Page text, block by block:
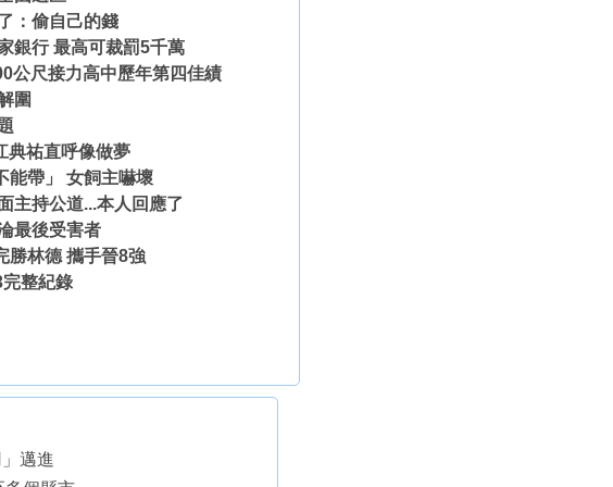
：偷自己的錢
銀行 最高可裁罰5千萬
公尺接力高中歷年第四佳績
圍
典祐直呼像做夢
能帶」 女飼主嚇壞
主持公道...本人回應了
最後受害者
勝林德 攜手晉8強
整紀錄
邁進